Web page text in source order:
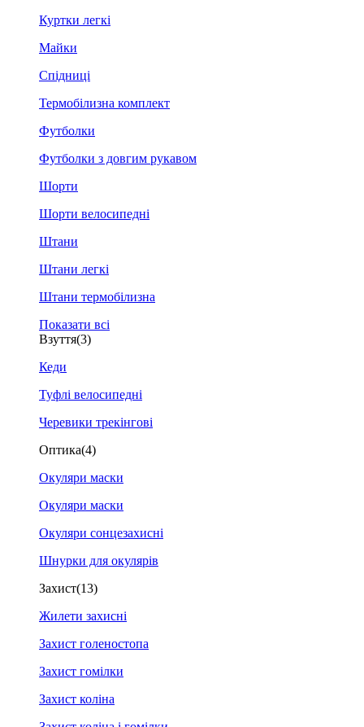
Куртки легкі
Майки
Спідниці
Термобілизна комплект
Футболки
Футболки з довгим рукавом
Шорти
Шорти велосипедні
Штани
Штани легкі
Штани термобілизна
Показати всі
Взуття(3)
Кеди
Туфлі велосипедні
Черевики трекінгові
Оптика(4)
Окуляри маски
Окуляри маски
Окуляри сонцезахисні
Шнурки для окулярів
Захист(13)
Жилети захисні
Захист голеностопа
Захист гомілки
Захист коліна